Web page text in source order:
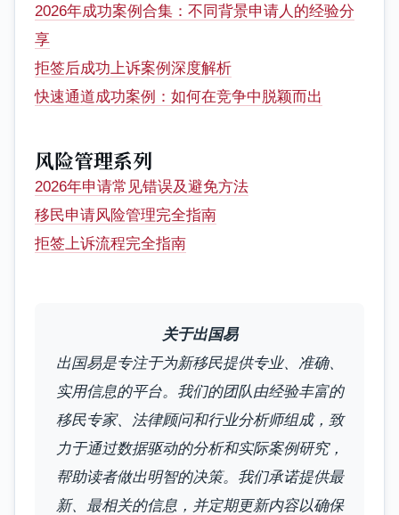
2026年成功案例合集：不同背景申请人的经验分
享
拒签后成功上诉案例深度解析
快速通道成功案例：如何在竞争中脱颖而出
风险管理系列
2026年申请常见错误及避免方法
移民申请风险管理完全指南
拒签上诉流程完全指南
关于出国易
出国易是专注于为新移民提供专业、准确、
实用信息的平台。我们的团队由经验丰富的
移民专家、法律顾问和行业分析师组成，致
力于通过数据驱动的分析和实际案例研究，
帮助读者做出明智的决策。我们承诺提供最
新、最相关的信息，并定期更新内容以确保